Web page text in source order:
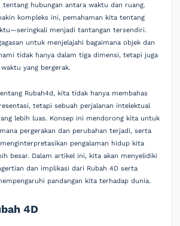
tentang hubungan antara waktu dan ruang.
kompleks ini, pemahaman kita tentang
menjadi tantangan tersendiri.
untuk menjelajahi bagaimana objek dan
tidak hanya dalam tiga dimensi, tetapi juga
yang bergerak.
Rubah4d, kita tidak hanya membahas
tetapi sebuah perjalanan intelektual
lebih luas. Konsep ini mendorong kita untuk
pergerakan dan perubahan terjadi, serta
pengalaman hidup kita
besar. Dalam artikel ini, kita akan menyelidiki
dan implikasi dari Rubah 4D serta
pandangan kita terhadap dunia.
4D